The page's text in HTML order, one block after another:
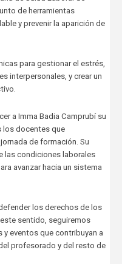
de herramientas
y prevenir la aparición de
para gestionar el estrés,
interpersonales, y crear un
a Imma Badia Camprubí su
los docentes que
de formación. Su
las condiciones laborales
avanzar hacia un sistema
los derechos de los
sentido, seguiremos
eventos que contribuyan a
profesorado y del resto de